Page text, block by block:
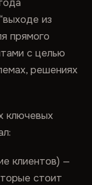
из
прямого
с целью
решениях
ключевых
клиентов) —
стоит